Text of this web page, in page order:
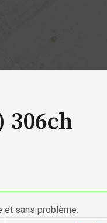
306ch
et sans problème.